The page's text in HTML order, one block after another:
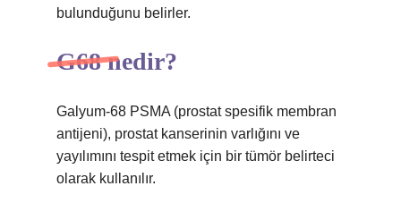
bulunduğunu belirler.
G68 nedir?
Galyum-68 PSMA (prostat spesifik membran
antijeni), prostat kanserinin varlığını ve
yayılımını tespit etmek için bir tümör belirteci
olarak kullanılır.